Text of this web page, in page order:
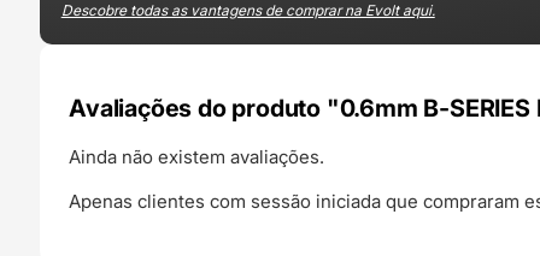
Descobre todas as vantagens de comprar na Evolt aqui.
Avaliações do produto "0.6mm B-
Ainda não existem avaliações.
Apenas clientes com sessão iniciada que compraram